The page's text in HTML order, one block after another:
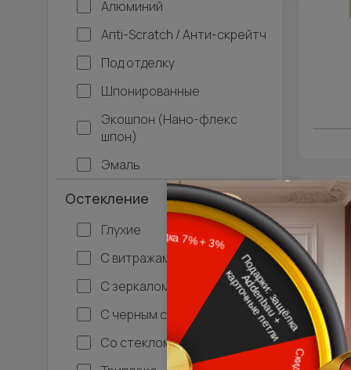
Алюминий
Апti-Sсrаtсh / Анти-скрейтч
Под отделку
Шпонированные
Экошпон (Нано-флекс
шпон)
Эмаль
Остекление
Глухие
С витражами
С зеркалом
С черным стеклом
Со стеклом
- 15%
Neo